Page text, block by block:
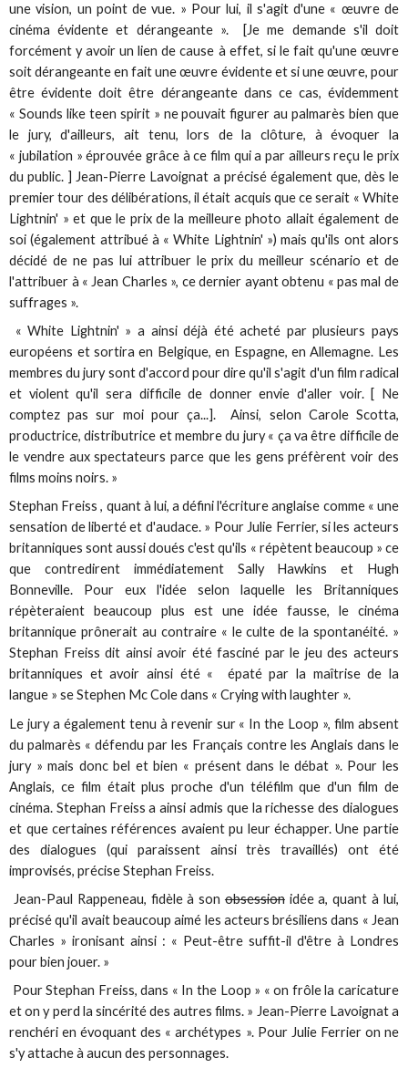
une vision, un point de vue. » Pour lui, il s'agit d'une « œuvre de
cinéma évidente et dérangeante ». [Je me demande s'il doit
forcément y avoir un lien de cause à effet, si le fait qu'une œuvre
soit dérangeante en fait une œuvre évidente et si une œuvre, pour
être évidente doit être dérangeante dans ce cas, évidemment
« Sounds like teen spirit » ne pouvait figurer au palmarès bien que
le jury, d'ailleurs, ait tenu, lors de la clôture, à évoquer la
« jubilation » éprouvée grâce à ce film qui a par ailleurs reçu le prix
du public. ] Jean-Pierre Lavoignat a précisé également que, dès le
premier tour des délibérations, il était acquis que ce serait « White
Lightnin' » et que le prix de la meilleure photo allait également de
soi (également attribué à « White Lightnin' ») mais qu'ils ont alors
décidé de ne pas lui attribuer le prix du meilleur scénario et de
l'attribuer à « Jean Charles », ce dernier ayant obtenu « pas mal de
suffrages ».
« White Lightnin' » a ainsi déjà été acheté par plusieurs pays
européens et sortira en Belgique, en Espagne, en Allemagne. Les
membres du jury sont d'accord pour dire qu'il s'agit d'un film radical
et violent qu'il sera difficile de donner envie d'aller voir. [ Ne
comptez pas sur moi pour ça...]. Ainsi, selon Carole Scotta,
productrice, distributrice et membre du jury « ça va être difficile de
le vendre aux spectateurs parce que les gens préfèrent voir des
films moins noirs. »
Stephan Freiss , quant à lui, a défini l'écriture anglaise comme « une
sensation de liberté et d'audace. » Pour Julie Ferrier, si les acteurs
britanniques sont aussi doués c'est qu'ils « répètent beaucoup » ce
que contredirent immédiatement Sally Hawkins et Hugh
Bonneville. Pour eux l'idée selon laquelle les Britanniques
répèteraient beaucoup plus est une idée fausse, le cinéma
britannique prônerait au contraire « le culte de la spontanéité. »
Stephan Freiss dit ainsi avoir été fasciné par le jeu des acteurs
britanniques et avoir ainsi été « épaté par la maîtrise de la
langue » se Stephen Mc Cole dans « Crying with laughter ».
Le jury a également tenu à revenir sur « In the Loop », film absent
du palmarès « défendu par les Français contre les Anglais dans le
jury » mais donc bel et bien « présent dans le débat ». Pour les
Anglais, ce film était plus proche d'un téléfilm que d'un film de
cinéma. Stephan Freiss a ainsi admis que la richesse des dialogues
et que certaines références avaient pu leur échapper. Une partie
des dialogues (qui paraissent ainsi très travaillés) ont été
improvisés, précise Stephan Freiss.
Jean-Paul Rappeneau, fidèle à son obsessionidée a, quant à lui,
précisé qu'il avait beaucoup aimé les acteurs brésiliens dans « Jean
Charles » ironisant ainsi : « Peut-être suffit-il d'être à Londres
pour bien jouer. »
Pour Stephan Freiss, dans « In the Loop » « on frôle la caricature
et on y perd la sincérité des autres films. » Jean-Pierre Lavoignat a
renchéri en évoquant des « archétypes ». Pour Julie Ferrier on ne
s'y attache à aucun des personnages.